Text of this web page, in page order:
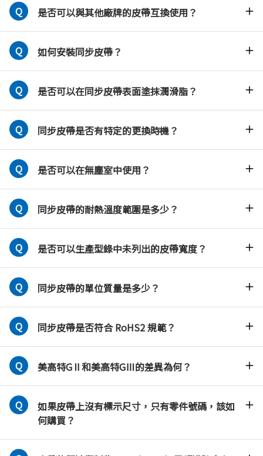
是否可以與其他廠牌的皮帶互換使用？
如何安裝同步皮帶？
是否可以在同步皮帶表面塗抹潤滑脂？
同步皮帶是否有特定的更換時機？
是否可以在無塵室中使用？
同步皮帶的耐熱溫度範圍是多少？
是否可以生產型錄中未列出的皮帶寬度？
同步皮帶的單位質量是多少？
同步皮帶是否符合 RoHS2 規範？
美高特GⅡ和美高特GⅢ的差異為何？
如果皮帶上沒有標示尺寸，只有零件號碼，該如
何購買？